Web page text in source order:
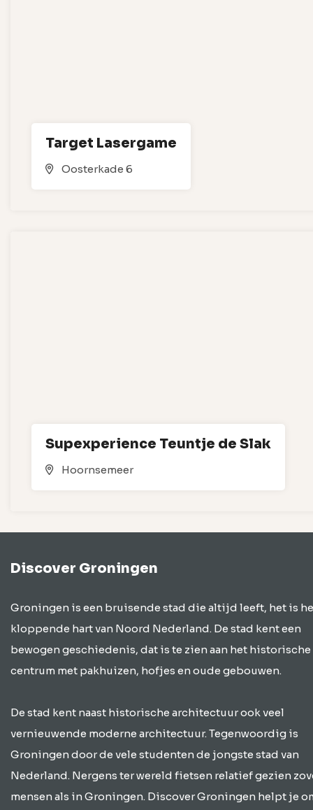
Target Lasergame
Oosterkade 6
Supexperience Teuntje de Slak
Hoornsemeer
Discover Groningen
Groningen is een bruisende stad die altijd leeft, het is
kloppende hart van Noord Nederland. De stad kent een
bewogen geschiedenis, dat is te zien aan het historische
centrum met pakhuizen, hofjes en oude gebouwen.
De stad kent naast historische architectuur ook veel
vernieuwende moderne architectuur. Tegenwoordig is
Groningen door de vele studenten de jongste stad van
Nederland. Nergens ter wereld fietsen relatief gezien
mensen als in Groningen. Discover Groningen helpt je